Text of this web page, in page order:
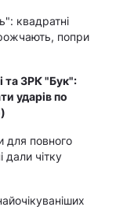
квадратні
попри
та ЗРК "Бук":
ударів по
для повного
дали чітку